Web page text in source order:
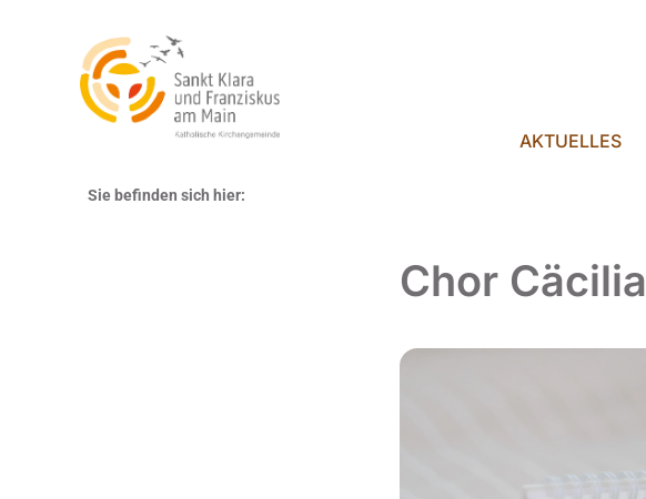
AKTUELLES
Sie befinden sich hier:
Chor Cäcilia